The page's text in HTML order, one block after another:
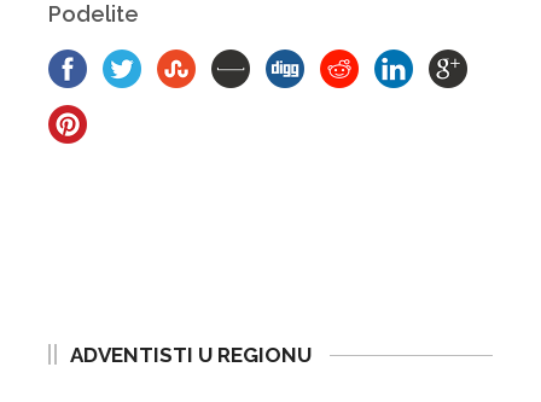
Podelite
ADVENTISTI U REGIONU